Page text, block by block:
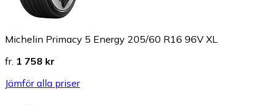
Michelin Primacy 5 Energy 205/60 R16 96V XL
fr. 1 758 kr
Jämför alla priser